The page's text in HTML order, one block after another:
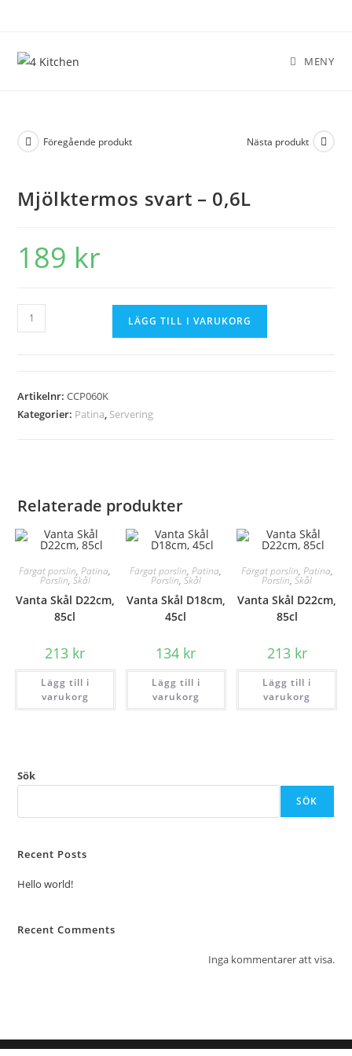
MENY
Föregående produkt Nästa produkt
Mjölktermos svart – 0,6L
189 kr
LÄGG TILL I VARUKORG
Artikelnr:CCP060K
Kategorier: Patina, Servering
Relaterade produkter
Färgat porslin,Patina,
Porslin, Skål
Vanta Skål D22cm,
85cl
213 kr
Lägg till i
varukorg
Färgat porslin,Patina,
Porslin, Skål
Vanta Skål D18cm,
45cl
134 kr
Lägg till i
varukorg
Färgat porslin, Patina,
Porslin,Skål
Vanta Skål D22cm,
85cl
213 kr
Lägg till i
varukorg
Sök
SÖK
Recent Posts
Hello world!
Recent Comments
Inga kommentarer att visa.